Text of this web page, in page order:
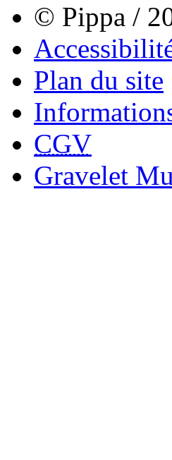
© Pippa /
Plan du site
CGV
Gravelet